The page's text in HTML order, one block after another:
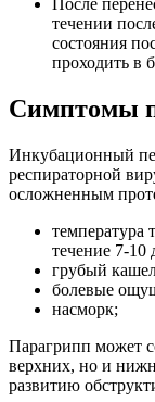
течении
состояния
проходить в
Симптомы
Инкубационный
респираторной
осложненным
температура
течение 7-10
грубый
болевые
насморк;
Парагрипп может
верхних, но и
развитию